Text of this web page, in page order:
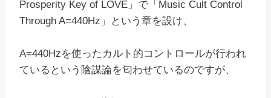
Prosperity Key of LOVE」で「Music Cult Control
Through A=440Hz」という章を設け、
A=440Hzを使ったカルト的コントロールが行われ
ているという陰謀論を匂わせているのですが、